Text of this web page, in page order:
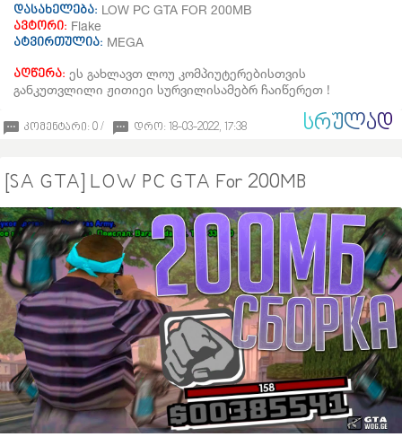
დასახელება: LOW PC GTA FOR 200MB
ავტორი: Flake
ატვირთულია: MEGA
აღწერა: ეს გახლავთ ლოუ კომპიუტერებისთვის
განკუთვლილი ჟითიეი სურვილისამებრ ჩაიწერეთ !
კომენტარი: 0 / დრო: 18-03-2022, 17:38 ᲡᲠᲣᲚᲐᲓ
[SA GTA] LOW PC GTA For 200MB